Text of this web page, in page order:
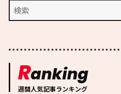
Ranking
週間人気記事ランキング